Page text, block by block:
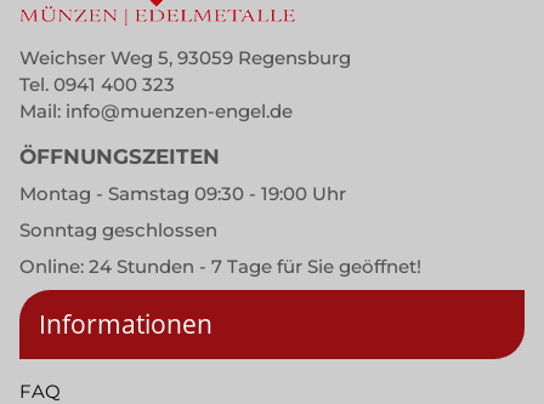
Weichser Weg 5, 93059 Regensburg
Tel. 0941 400 323
Mail: info@muenzen-engel.de
ÖFFNUNGSZEITEN
Montag - Samstag 09:30 - 19:00 Uhr
Sonntag geschlossen
Online: 24 Stunden - 7 Tage für Sie geöffnet!
Informationen
FAQ